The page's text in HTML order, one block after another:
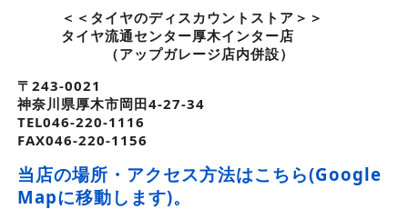
＜＜タイヤのディスカウントストア＞＞
タイヤ流通センター厚木インター店
（アップガレージ店内併設）
〒243-0021
神奈川県厚木市岡田4-27-34
TEL046-220-1116
FAX046-220-1156
当店の場所・アクセス方法はこちら(Google
Mapに移動します)。